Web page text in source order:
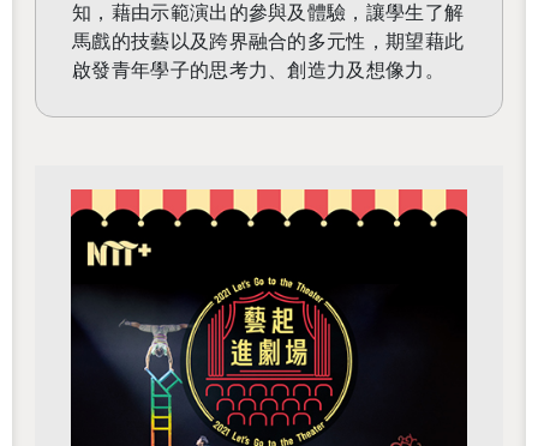
知，藉由示範演出的參與及體驗，讓學生了解
馬戲的技藝以及跨界融合的多元性，期望藉此
啟發青年學子的思考力、創造力及想像力。